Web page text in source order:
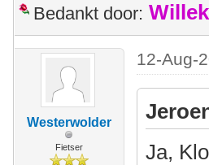
Bedankt door:
Westerwolder
Fietser
12-Aug-
Ja,